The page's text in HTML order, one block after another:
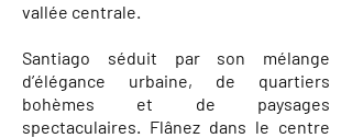
vallée centrale.
Santiago séduit par son mélange
d’élégance urbaine, de quartiers
bohèmes et de paysages
spectaculaires. Flânez dans le centre